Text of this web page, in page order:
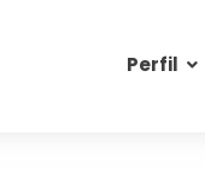
Perfil